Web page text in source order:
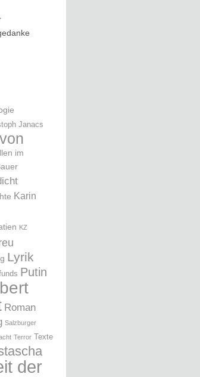
Janacs
im
Karin
KZ
Lyrik
Putin
Roman
Salzburger
Terror Texte
der